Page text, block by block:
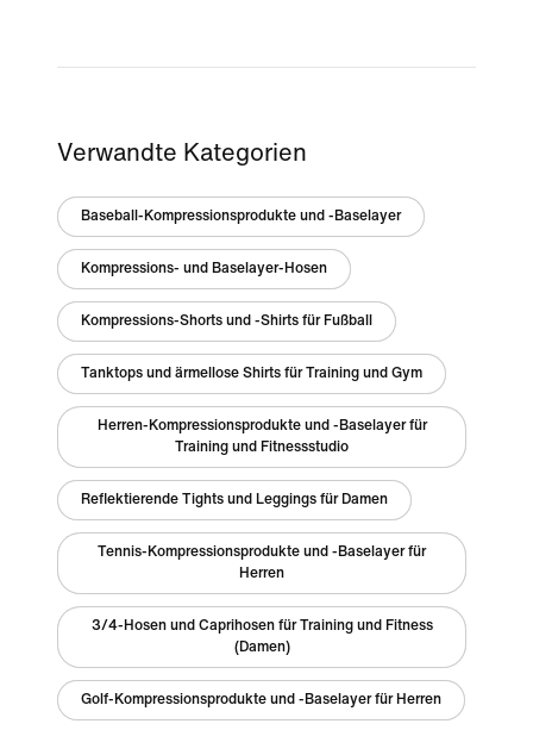
Verwandte Kategorien
Baseball-Kompressionsprodukte und -Baselayer
Kompressions- und Baselayer-Hosen
Kompressions-Shorts und -Shirts für Fußball
Tanktops und ärmellose Shirts für Training und Gym
Herren-Kompressionsprodukte und -Baselayer für
Training und Fitnessstudio
Reflektierende Tights und Leggings für Damen
Tennis-Kompressionsprodukte und -Baselayer für
Herren
3/4-Hosen und Caprihosen für Training und Fitness
(Damen)
Golf-Kompressionsprodukte und -Baselayer für Herren